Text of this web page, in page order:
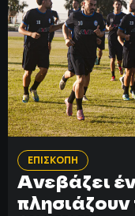
ΕΠΙΣΚΟΠΗ
Ανεβάζει
πλησιάζουν